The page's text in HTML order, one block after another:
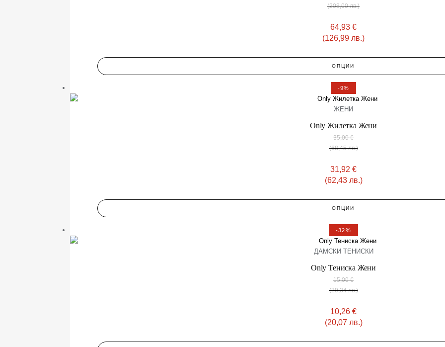
(208,00 лв.)
64,93 €
(126,99 лв.)
ОПЦИИ
-9%
ЖЕНИ
Only Жилетка Жени
35,00€
(68,45 лв.)
31,92 €
(62,43 лв.)
ОПЦИИ
-32%
ДАМСКИ ТЕНИСКИ
Only Тениска Жени
15,00€
(29,34 лв.)
10,26 €
(20,07 лв.)